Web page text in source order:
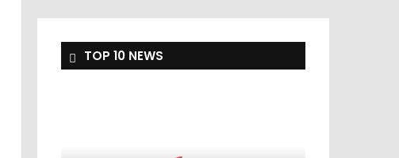
TOP 10 NEWS